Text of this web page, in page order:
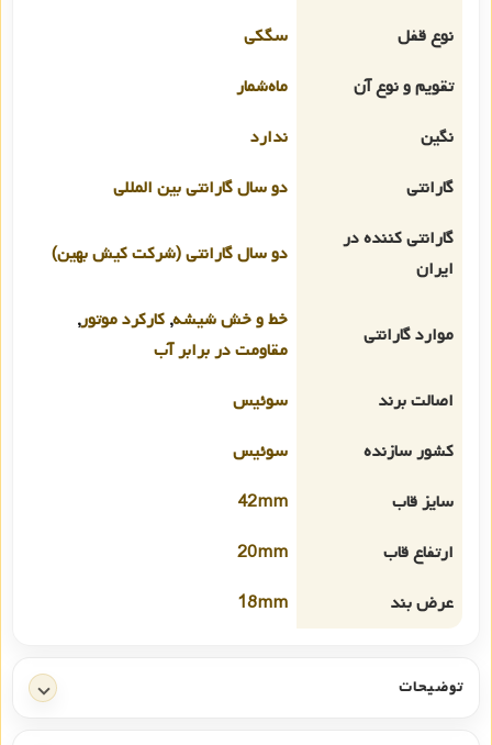
نوع قفل
سگکی
تقویم و نوع آن
ماه‌شمار
نگین
ندارد
گارانتی
دو سال گارانتی بین المللی
گارانتی کننده در
ایران
دو سال گارانتی (شرکت کیش بهین)
موارد گارانتی
خط و خش شیشه, کارکرد موتور,
مقاومت در برابر آب
اصالت برند
سوئیس
کشور سازنده
سوئیس
سایز قاب
42mm
ارتفاع قاب
20mm
عرض بند
18mm
توضیحات